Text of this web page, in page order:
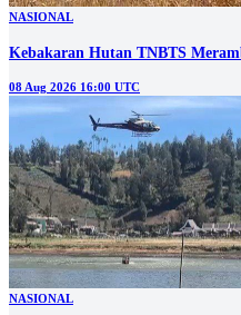
NASIONAL
Kebakaran Hutan TNBTS
08 Aug 2026 16:00 UTC
NASIONAL